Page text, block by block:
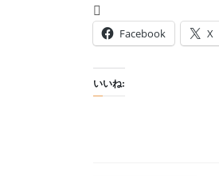
Facebook X
いいね: